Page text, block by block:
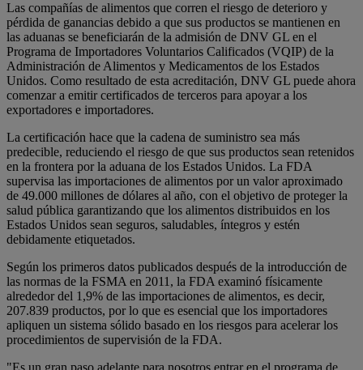
Las compañías de alimentos que corren el riesgo de deterioro y
pérdida de ganancias debido a que sus productos se mantienen en
las aduanas se beneficiarán de la admisión de DNV GL en el
Programa de Importadores Voluntarios Calificados (VQIP) de la
Administración de Alimentos y Medicamentos de los Estados
Unidos. Como resultado de esta acreditación, DNV GL puede ahora
comenzar a emitir certificados de terceros para apoyar a los
exportadores e importadores.
La certificación hace que la cadena de suministro sea más
predecible, reduciendo el riesgo de que sus productos sean retenidos
en la frontera por la aduana de los Estados Unidos. La FDA
supervisa las importaciones de alimentos por un valor aproximado
de 49.000 millones de dólares al año, con el objetivo de proteger la
salud pública garantizando que los alimentos distribuidos en los
Estados Unidos sean seguros, saludables, íntegros y estén
debidamente etiquetados.
Según los primeros datos publicados después de la introducción de
las normas de la FSMA en 2011, la FDA examinó físicamente
alrededor del 1,9% de las importaciones de alimentos, es decir,
207.839 productos, por lo que es esencial que los importadores
apliquen un sistema sólido basado en los riesgos para acelerar los
procedimientos de supervisión de la FDA.